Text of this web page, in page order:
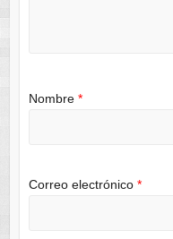
Nombre *
Correo electrónico *